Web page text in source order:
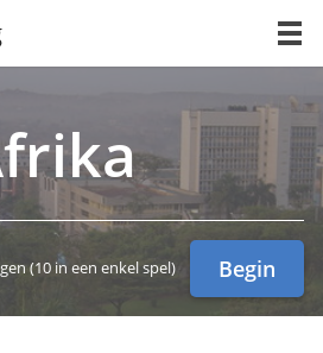
(10 in een enkel spel) Begin